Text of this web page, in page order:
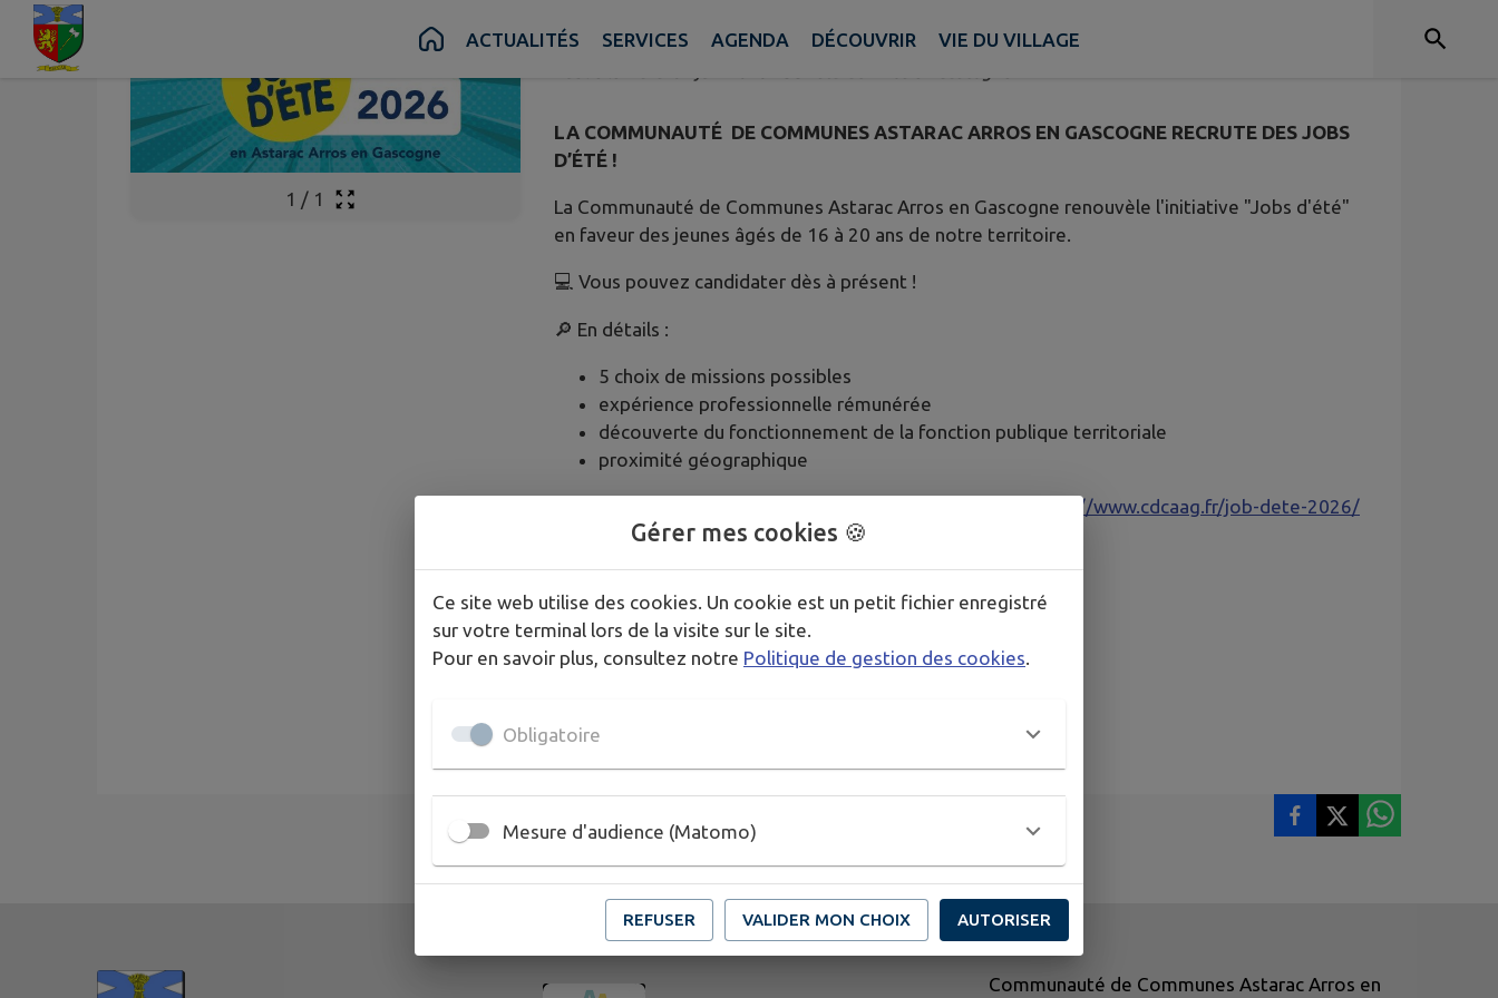
Contenu Pied de page ACTUALITÉS SERVICES AGENDA DÉCOUVRIR VIE DU VILLAGE
1 / 1
GASCOGNE RECRUTE DES JOBS D’ÉTÉ !
LA COMMUNAUTÉ DE COMMUNES ASTARAC ARROS EN GASCOGNE RECRUTE DES JOBS
D’ÉTÉ !
La Communauté de Communes Astarac Arros en Gascogne renouvèle l'initiative "Jobs d'été"
en faveur des jeunes âgés de 16 à 20 ans de notre territoire.
💻 Vous pouvez candidater dès à présent !
🔎 En détails :
5 choix de missions possibles
expérience professionnelle rémunérée
découverte du fonctionnement de la fonction publique territoriale
proximité géographique
https://www.cdcaag.fr/job-dete-2026/
PLUS D'INFORMATIONS
Communauté de Communes Astarac Arros en
Gérer mes cookies 🍪
Ce site web utilise des cookies. Un cookie est un petit fichier enregistré
sur votre terminal lors de la visite sur le site.
Pour en savoir plus, consultez notre Politique de gestion des cookies.
Obligatoire
Mesure d'audience (Matomo)
REFUSER VALIDER MON CHOIX AUTORISER